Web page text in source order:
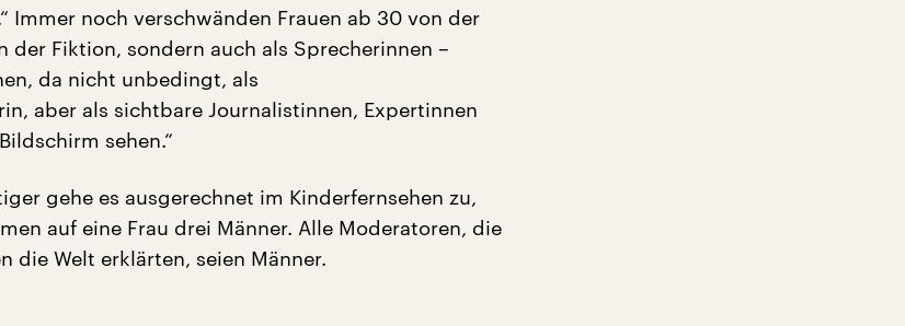
Immer noch verschwänden Frauen ab 30 von der
der Fiktion, sondern auch als Sprecherinnen –
da nicht unbedingt, als
aber als sichtbare Journalistinnen, Expertinnen
sehen.“
gehe es ausgerechnet im Kinderfernsehen zu,
auf eine Frau drei Männer. Alle Moderatoren, die
die Welt erklärten, seien Männer.